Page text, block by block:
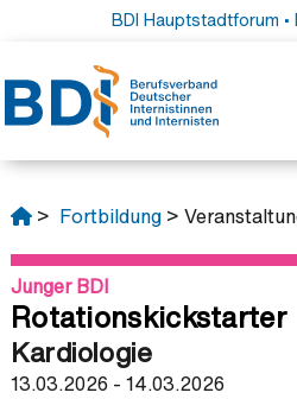
BDI Hauptstadtforum •
> Fortbildung>
Junger BDI
Rotationskickstarter
Kardiologie
13.03.2026 - 14.03.2026